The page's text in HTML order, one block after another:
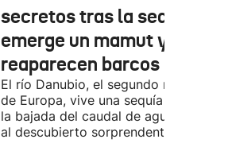
secretos tras la sequía:
emerge un mamut y
reaparecen barcos nazis
El río Danubio, el segundo más largo
de Europa, vive una sequía histórica
la bajada del caudal de agua ha
al descubierto sorprendentes